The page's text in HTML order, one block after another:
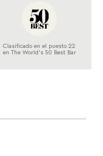
Clasificado en el puesto 22
en The World’s 50 Best Bar